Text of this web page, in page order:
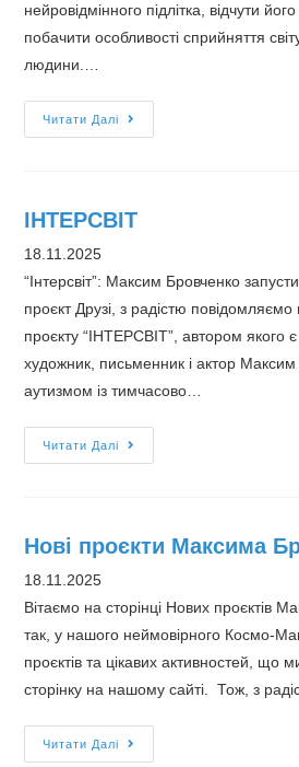
нейровідмінного підлітка, відчути
побачити особливості сприйняття
людини.…
Читати Далі
легко
ІНТЕРСВІТ
18.11.2025
“Інтерсвіт”: Максим Бровченко
проєкт Друзі, з радістю
проєкту “ІНТЕРСВІТ”, автором якого
художник, письменник і актор
аутизмом із тимчасово…
Читати Далі
Нові проєкти Максима
18.11.2025
Вітаємо на сторінці Нових проєктів
так, у нашого неймовірного Космо-
проєктів та цікавих активностей, що
сторінку на нашому сайті. Тож, з
Читати Далі